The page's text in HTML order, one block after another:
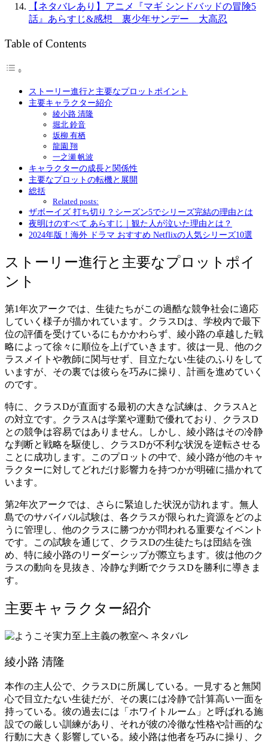
【ネタバレあり】アニメ『マギ シンドバッドの冒険5
話』あらすじ&感想 裏少年サンデー 大高忍
Table of Contents
ストーリー進行と主要なプロットポイント
主要キャラクター紹介
綾小路 清隆
堀北 鈴音
坂柳 有栖
龍園 翔
一之瀬 帆波
キャラクターの成長と関係性
主要なプロットの転機と展開
総括
Related posts:
ザボーイズ 打ち切り？シーズン5でシリーズ完結の理由とは
夜明けのすべて あらすじ｜観た人が泣いた理由とは？
2024年版！海外 ドラマ おすすめ Netflixの人気シリーズ10選
ストーリー進行と主要なプロットポイ
ント
第1年次アークでは、生徒たちがこの過酷な競争社会に適応
していく様子が描かれています。クラスDは、学校内で最下
位の評価を受けているにもかかわらず、綾小路の卓越した戦
略によって徐々に順位を上げていきます。彼は一見、他のク
ラスメイトや教師に関与せず、目立たない生徒のふりをして
いますが、その裏では彼らを巧みに操り、計画を進めていく
のです。
特に、クラスDが直面する最初の大きな試練は、クラスAと
の対立です。クラスAは学業や運動で優れており、クラスD
との競争は容易ではありません。しかし、綾小路はその冷静
な判断と戦略を駆使し、クラスDが不利な状況を逆転させる
ことに成功します。このプロットの中で、綾小路が他のキャ
ラクターに対してどれだけ影響力を持つかが明確に描かれて
います。
第2年次アークでは、さらに緊迫した状況が訪れます。無人
島でのサバイバル試験は、各クラスが限られた資源をどのよ
うに管理し、他のクラスに勝つかが問われる重要なイベント
です。この試験を通じて、クラスDの生徒たちは団結を強
め、特に綾小路のリーダーシップが際立ちます。彼は他のク
ラスの動向を見抜き、冷静な判断でクラスDを勝利に導きま
す。
主要キャラクター紹介
綾小路 清隆
本作の主人公で、クラスDに所属している。一見すると無関
心で目立たない生徒だが、その裏には冷静で計算高い一面を
持っている。彼の過去には「ホワイトルーム」と呼ばれる施
設での厳しい訓練があり、それが彼の冷徹な性格や計画的な
行動に大きく影響している。綾小路は他者を巧みに操り、ク